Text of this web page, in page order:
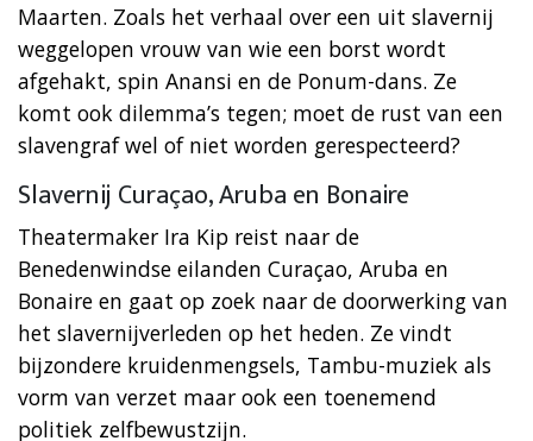
Maarten. Zoals het verhaal over een uit slavernij
weggelopen vrouw van wie een borst wordt
afgehakt, spin Anansi en de Ponum-dans. Ze
komt ook dilemma’s tegen; moet de rust van een
slavengraf wel of niet worden gerespecteerd?
Slavernij Curaçao, Aruba en Bonaire
Theatermaker Ira Kip reist naar de
Benedenwindse eilanden Curaçao, Aruba en
Bonaire en gaat op zoek naar de doorwerking van
het slavernijverleden op het heden. Ze vindt
bijzondere kruidenmengsels, Tambu-muziek als
vorm van verzet maar ook een toenemend
politiek zelfbewustzijn.